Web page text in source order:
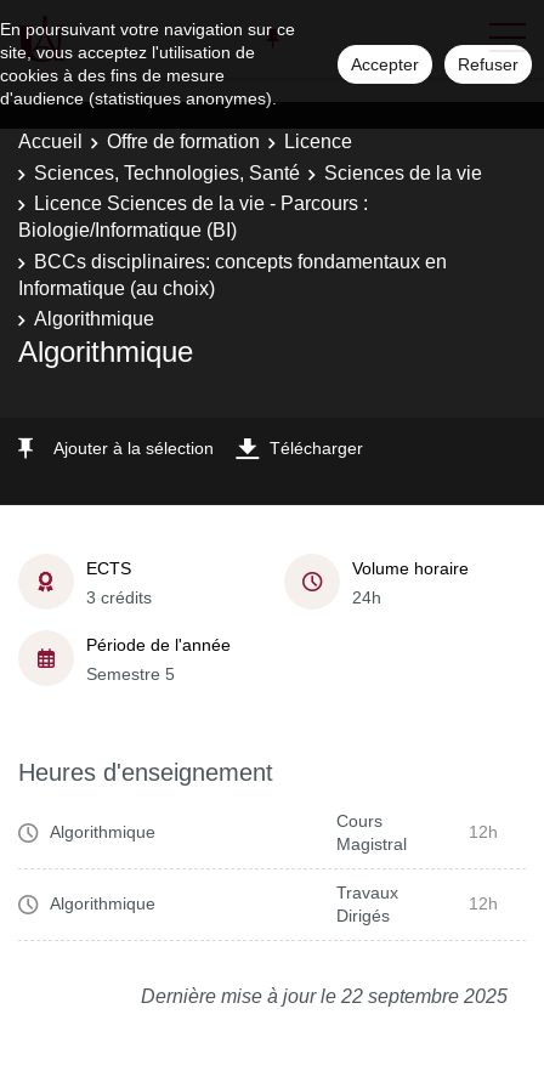
En poursuivant votre navigation sur ce
site, vous acceptez l'utilisation de
cookies à des fins de mesure
d'audience (statistiques anonymes).
Accepter Refuser
Accueil Offre de formation
Licence
Sciences, Technologies, Santé
Sciences de la vie
Licence Sciences de la vie - Parcours :
Biologie/Informatique (BI)
BCCs disciplinaires: concepts fondamentaux en
Informatique (au choix)
Algorithmique
Algorithmique
Ajouter à la sélection Télécharger
ECTS
3 crédits
Volume horaire
24h
Période de l'année
Semestre 5
Heures d'enseignement
Algorithmique
Cours
Magistral
12h
Algorithmique
Travaux
Dirigés
12h
Dernière mise à jour le 22 septembre 2025